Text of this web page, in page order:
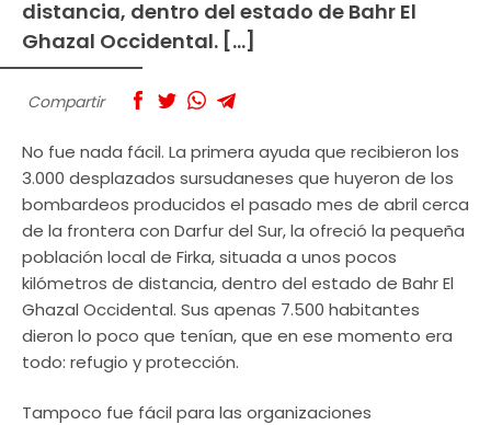
distancia, dentro del estado de Bahr El
Ghazal Occidental. […]
Compartir
No fue nada fácil. La primera ayuda que recibieron los
3.000 desplazados sursudaneses que huyeron de los
bombardeos producidos el pasado mes de abril cerca
de la frontera con Darfur del Sur, la ofreció la pequeña
población local de Firka, situada a unos pocos
kilómetros de distancia, dentro del estado de Bahr El
Ghazal Occidental. Sus apenas 7.500 habitantes
dieron lo poco que tenían, que en ese momento era
todo: refugio y protección.
Tampoco fue fácil para las organizaciones